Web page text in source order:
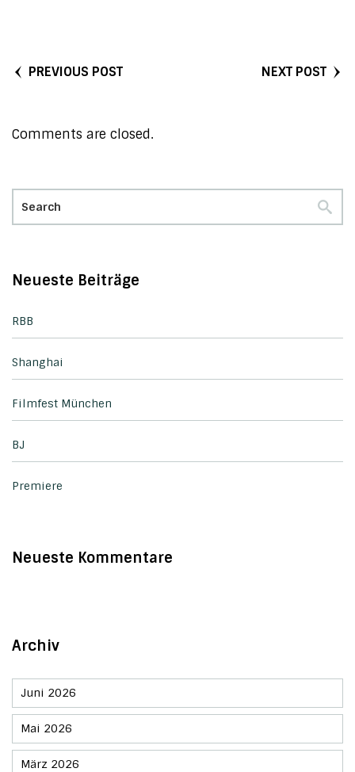
PREVIOUS POST NEXT POST
Comments are closed.
Neueste Beiträge
RBB
Shanghai
Filmfest München
BJ
Premiere
Neueste Kommentare
Archiv
Juni 2026
Mai 2026
März 2026